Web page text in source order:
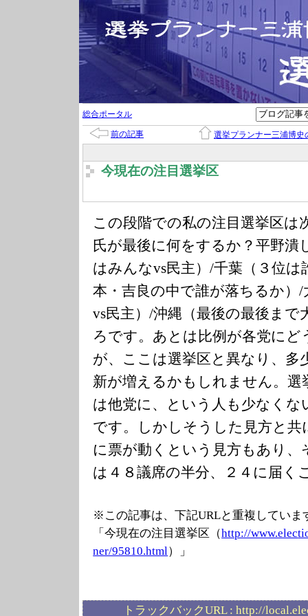
総合ポータル
前の記事 選挙プランナー三浦博史
今現在の注目選挙区
この段階での私の注目選挙区は
氏が最後に何をするか？平野潰
はみんなvs民主）/千葉（３位は
本・吉良の中で誰が落ちるか）
vs民主）/沖縄（最後の最後ま
ろです。あとは比例が各党に
が、ここは選挙区と異なり、多
新が増えるかもしれません。選
は他党に、という人も少なく
です。しかしそうした見方と共
に票が動くという見方もあり、
は４８議席の半分、２４に届く
※この記事は、下記URLと重複していま
「今現在の注目選挙区（http://www.elec
ner/95810.html ）」
トラックバックURL : http://